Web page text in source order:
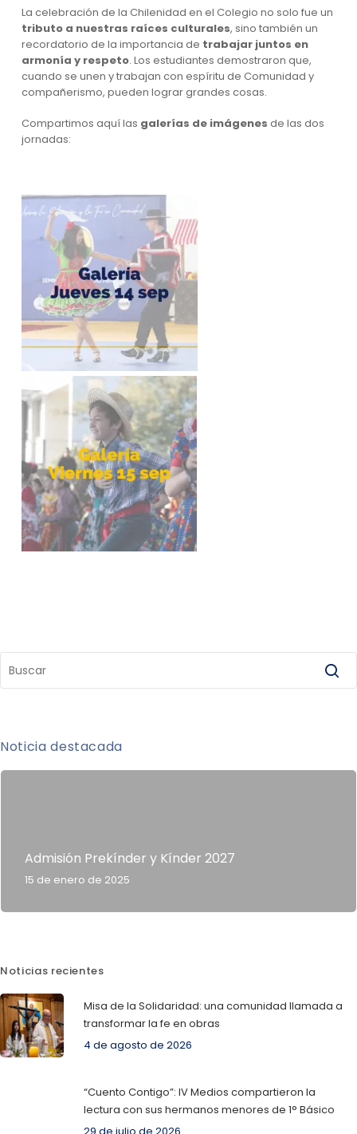
La celebración de la Chilenidad en el Colegio no solo fue un
tributo a nuestras raíces culturales, sino también un
recordatorio de la importancia de trabajar juntos en
armonía y respeto. Los estudiantes demostraron que,
cuando se unen y trabajan con espíritu de Comunidad y
compañerismo, pueden lograr grandes cosas.
Compartimos aquí las galerías de imágenes de las dos
jornadas:
Noticia destacada
Admisión Prekínder y Kínder 2027
15 de enero de 2025
Noticias recientes
Misa de la Solidaridad: una comunidad llamada a
transformar la fe en obras
4 de agosto de 2026
“Cuento Contigo”: IV Medios compartieron la
lectura con sus hermanos menores de 1° Básico
29 de julio de 2026